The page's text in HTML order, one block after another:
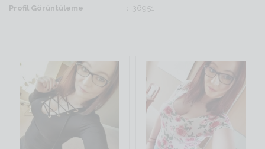
Profil Görüntüleme
36951